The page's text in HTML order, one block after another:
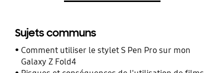
Sujets communs
Comment utiliser le stylet S Pen Pro sur mon
Galaxy Z Fold4